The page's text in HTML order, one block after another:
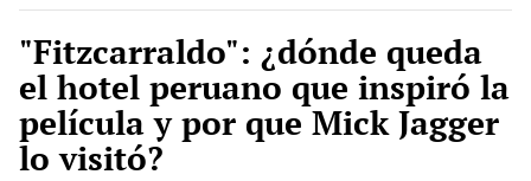
"Fitzcarraldo": ¿dónde queda
el hotel peruano que inspiró la
película y por que Mick Jagger
lo visitó?